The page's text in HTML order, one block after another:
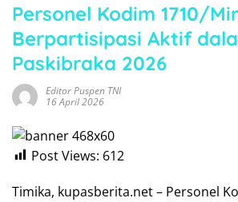
Personel Kodim 1710/
Berpartisipasi Aktif
Paskibraka 2026
Editor Puspen TNI
16 April 2026
Post Views: 612
Timika, kupasberita.net – Personel